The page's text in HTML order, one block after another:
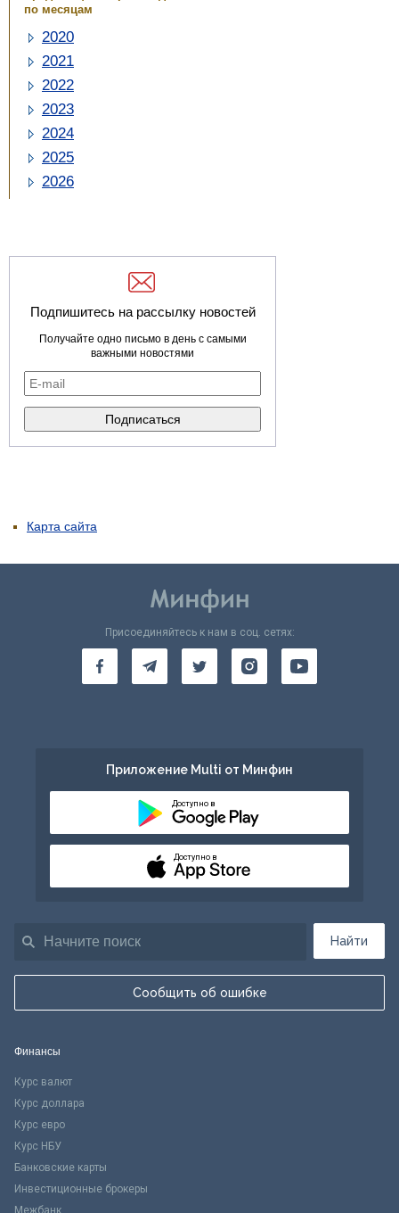
по месяцам
2020
2021
2022
2023
2024
2025
2026
Подпишитесь на рассылку новостей
Получайте одно письмо в день с самыми
важными новостями
Карта сайта
Найти
Сообщить об ошибке
Присоединяйтесь к нам в соц. сетях:
Приложение Multi от Минфин
Доступно в
Доступно в
Финансы
Курс валют
Курс доллара
Курс евро
Курс НБУ
Банковские карты
Инвестиционные брокеры
Межбанк